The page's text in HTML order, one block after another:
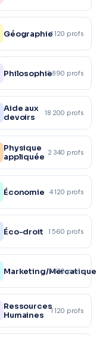
Géographie4 120 profs
Philosophie3 890 profs
Aide aux
devoirs
18 200 profs
Physique
appliquée 2 340 profs
Économie 4 120 profs
Éco-droit 1 560 profs
Marketing/Mercatique
1 870 profs
Ressources
Humaines
1 120 profs